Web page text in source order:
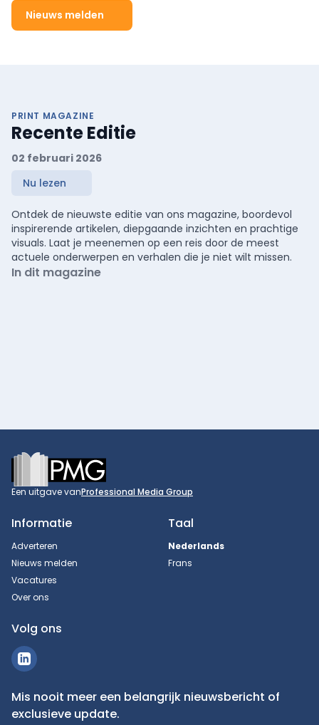
Nieuws melden
PRINT MAGAZINE
Recente Editie
02 februari 2026
Nu lezen
Ontdek de nieuwste editie van ons magazine, boordevol
inspirerende artikelen, diepgaande inzichten en prachtige
visuals. Laat je meenemen op een reis door de meest
actuele onderwerpen en verhalen die je niet wilt missen.
In dit magazine
Footer
Een uitgave vanProfessional Media Group
Informatie
Adverteren
Nieuws melden
Vacatures
Over ons
Taal
Nederlands
Frans
Volg ons
Mis nooit meer een belangrijk nieuwsbericht of
exclusieve update.